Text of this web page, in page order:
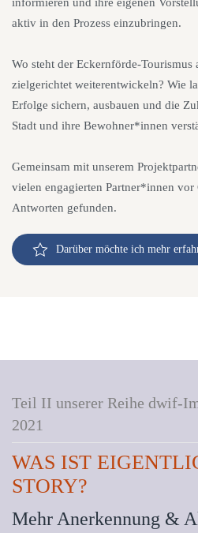
informieren und ihre eigenen
aktiv in den Prozess einzubringen.
Wo steht der Eckernförde-
zielgerichtet weiterentwickeln? Wie
Erfolge sichern, ausbauen und die
Stadt und ihre Bewohner*innen
Gemeinsam mit unserem
vielen engagierten Partner*innen
Antworten gefunden.
Darüber möchte ich mehr
Teil II unserer Reihe dwif-
2021
WAS IST
STORY?
Mehr Anerkennung &